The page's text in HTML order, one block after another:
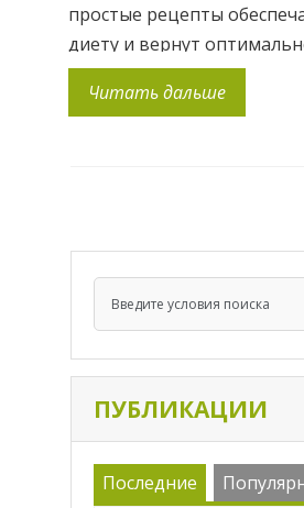
простые рецепты
диету и вернут
что бы помочь достичь
удивительной цели —
преимуществ питьевых
плодородия: Обилие
Читать дальше
ПУБЛИКАЦИИ
Последние